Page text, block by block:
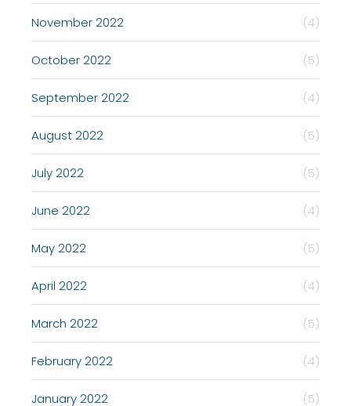
November 2022 (4)
October 2022 (5)
September 2022 (4)
August 2022 (5)
July 2022 (5)
June 2022 (4)
May 2022 (5)
April 2022 (4)
March 2022 (5)
February 2022 (4)
January 2022 (5)